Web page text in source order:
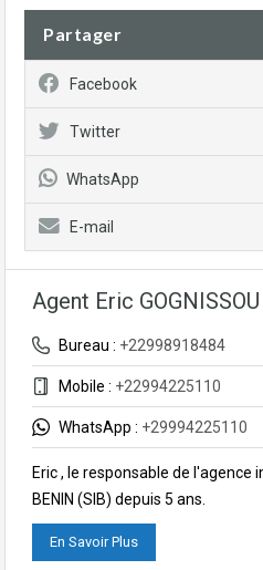
Partager
Facebook
Twitter
WhatsApp
E-mail
Agent Eric GOGNISSOU
Bureau : +22998918484
Mobile : +22994225110
WhatsApp : +29994225110
Eric , le responsable de l'agence
BENIN (SIB) depuis 5 ans.
En Savoir Plus